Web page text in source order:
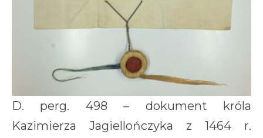
D. perg. 498 – dokument króla
Kazimierza Jagiellończyka z 1464 r.